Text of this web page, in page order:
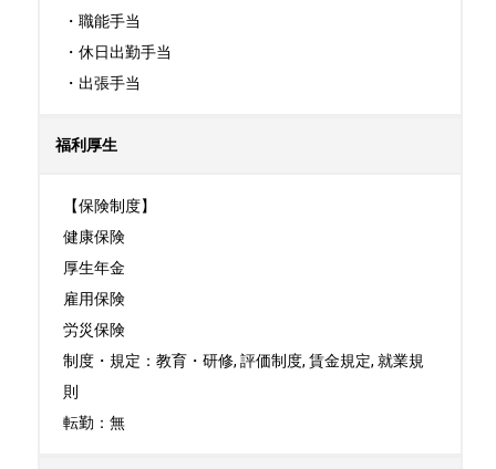
・職能手当
・休日出勤手当
・出張手当
福利厚生
【保険制度】
健康保険
厚生年金
雇用保険
労災保険
制度・規定：教育・研修, 評価制度, 賃金規定, 就業規
則
転勤：無